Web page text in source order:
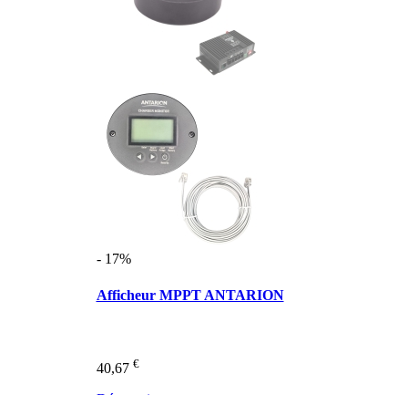
- 17%
Afficheur MPPT ANTARION
40,67 €